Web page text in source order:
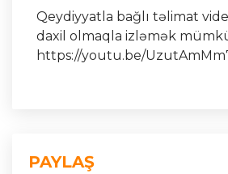
Qeydiyyatla bağlı təlimat
daxil olmaqla izləmək
https://youtu.be/
PAYLAŞ